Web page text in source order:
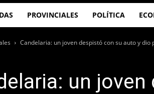
PROVINCIALES POLÍTICA
Candelaria: un joven despistó con su auto y dio
un